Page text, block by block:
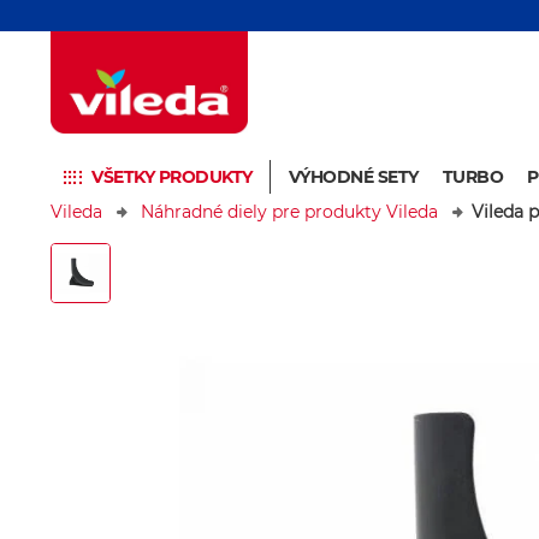
VŠETKY PRODUKTY VÝHODNÉ SETY TURBO
Vileda
Náhradné diely pre produkty Vileda Vileda